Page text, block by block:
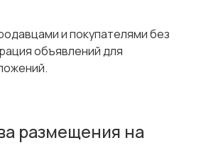
и покупателями без
объявлений для
размещения на